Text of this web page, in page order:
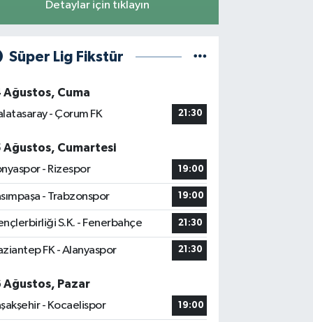
Detaylar için tıklayın
Süper Lig Fikstür
Ağustos, Cuma
- Çorum FK
21:30
Ağustos, Cumartesi
- Rizespor
19:00
- Trabzonspor 19:00
S.K. - Fenerbahçe 21:30
FK - Alanyaspor 21:30
Ağustos, Pazar
- Kocaelispor
19:00